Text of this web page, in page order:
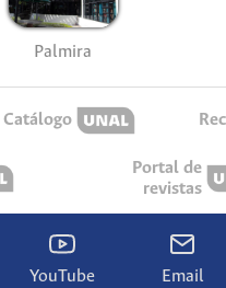
Palmira
Catálogo
Portal de
revistas
YouTube Email